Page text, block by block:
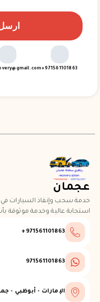
971561101863+
عجمان
خدمة سحب وإنقاذ السيارات
استجابة عالية وخدمة موثوقة
971561101863+
971561101863
الإمارات - أبوظبي -